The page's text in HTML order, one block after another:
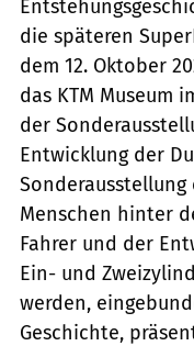
die späteren
dem 12. Oktober
das KTM Museum
der
Entwicklung der
Menschen hinter
Fahrer und der
Ein- und
werden,
Geschichte,